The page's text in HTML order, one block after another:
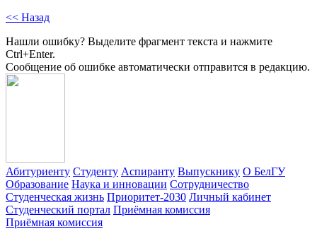
<< Назад
Нашли ошибку? Выделите фрагмент текста и нажмите
Ctrl+Enter.
Сообщение об ошибке автоматически отправится в редакцию.
Абитуриенту Студенту Аспиранту Выпускнику О БелГУ
Образование Наука и инновации Сотрудничество
Студенческая жизнь Приоритет-2030 Личный кабинет
Студенческий портал Приёмная комиссия
Приёмная комиссия